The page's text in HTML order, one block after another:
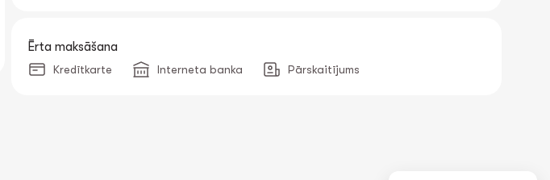
Ērta maksāšana
Kredītkarte Interneta banka Pārskaitījums